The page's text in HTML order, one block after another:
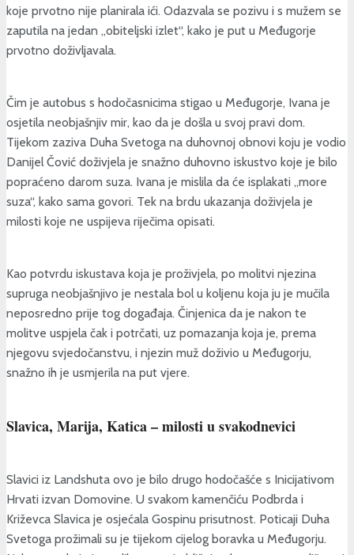
koje prvotno nije planirala ići. Odazvala se pozivu i s mužem se
zaputila na jedan „obiteljski izlet“, kako je put u Međugorje
prvotno doživljavala.
Čim je autobus s hodočasnicima stigao u Međugorje, Ivana je
osjetila neobjašnjiv mir, kao da je došla u svoj pravi dom.
Tijekom zaziva Duha Svetoga na duhovnoj obnovi koju je vodio
Danijel Čović doživjela je snažno duhovno iskustvo koje je bilo
popraćeno darom suza. Ivana je mislila da će isplakati „more
suza“, kako sama govori. Tek na brdu ukazanja doživjela je
milosti koje ne uspijeva riječima opisati.
Kao potvrdu iskustava koja je proživjela, po molitvi njezina
supruga neobjašnjivo je nestala bol u koljenu koja ju je mučila
neposredno prije tog događaja. Činjenica da je nakon te
molitve uspjela čak i potrčati, uz pomazanja koja je, prema
njegovu svjedočanstvu, i njezin muž doživio u Međugorju,
snažno ih je usmjerila na put vjere.
Slavica, Marija, Katica – milosti u svakodnevici
Slavici iz Landshuta ovo je bilo drugo hodočašće s Inicijativom
Hrvati izvan Domovine. U svakom kamenčiću Podbrda i
Križevca Slavica je osjećala Gospinu prisutnost. Poticaji Duha
Svetoga prožimali su je tijekom cijelog boravka u Međugorju.